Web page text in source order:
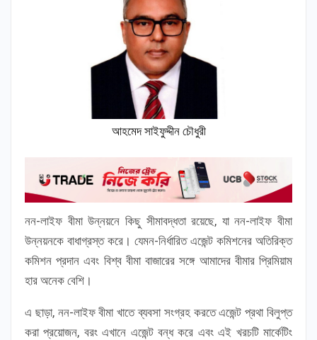
আহমেদ সাইফুদ্দীন চৌধুরী
নন-লাইফ বীমা উন্নয়নে কিছু সীমাবদ্ধতা রয়েছে, যা নন-লাইফ বীমা
উন্নয়নকে বাধাগ্রস্ত করে। যেমন-নির্ধারিত এজেন্ট কমিশনের অতিরিক্ত
কমিশন প্রদান এবং বিশ্ব বীমা বাজারের সঙ্গে আমাদের বীমার প্রিমিয়াম
হার অনেক বেশি।
এ ছাড়া, নন-লাইফ বীমা খাতে ব্যবসা সংগ্রহ করতে এজেন্ট প্রথা বিলুপ্ত
করা প্রয়োজন, বরং এখানে এজেন্ট বন্ধ করে এবং এই খরচটি মার্কেটিং